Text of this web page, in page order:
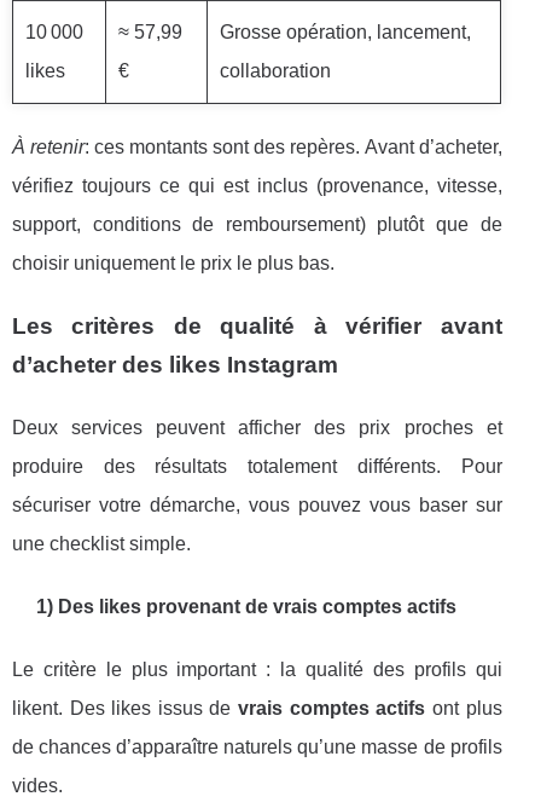
10 000
likes
≈ 57,99
€
Grosse opération, lancement,
collaboration
À retenir: ces montants sont des repères. Avant d’acheter,
vérifiez toujours ce qui est inclus (provenance, vitesse,
support, conditions de remboursement) plutôt que de
choisir uniquement le prix le plus bas.
Les critères de qualité à vérifier avant
d’acheter des likes Instagram
Deux services peuvent afficher des prix proches et
produire des résultats totalement différents. Pour
sécuriser votre démarche, vous pouvez vous baser sur
une checklist simple.
1) Des likes provenant de vrais comptes actifs
Le critère le plus important : la qualité des profils qui
likent. Des likes issus devrais comptes actifs ont plus
de chances d’apparaître naturels qu’une masse de profils
vides.